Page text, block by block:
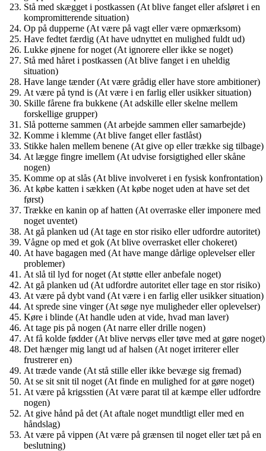
Stå med skægget i postkassen (At blive fanget eller afsløret i en
kompromitterende situation)
Op på dupperne (At være på vagt eller være opmærksom)
Have fedtet færdig (At have udnyttet en mulighed fuldt ud)
Lukke øjnene for noget (At ignorere eller ikke se noget)
Stå med håret i postkassen (At blive fanget i en uheldig
situation)
Have lange tænder (At være grådig eller have store ambitioner)
At være på tynd is (At være i en farlig eller usikker situation)
Skille fårene fra bukkene (At adskille eller skelne mellem
forskellige grupper)
Slå potterne sammen (At arbejde sammen eller samarbejde)
Komme i klemme (At blive fanget eller fastlåst)
Stikke halen mellem benene (At give op eller trække sig tilbage)
At lægge fingre imellem (At udvise forsigtighed eller skåne
nogen)
Komme op at slås (At blive involveret i en fysisk konfrontation)
At købe katten i sækken (At købe noget uden at have set det
først)
Trække en kanin op af hatten (At overraske eller imponere med
noget uventet)
At gå planken ud (At tage en stor risiko eller udfordre autoritet)
Vågne op med et gok (At blive overrasket eller chokeret)
At have bagagen med (At have mange dårlige oplevelser eller
problemer)
At slå til lyd for noget (At støtte eller anbefale noget)
At gå planken ud (At udfordre autoritet eller tage en stor risiko)
At være på dybt vand (At være i en farlig eller usikker situation)
At sprede sine vinger (At søge nye muligheder eller oplevelser)
Køre i blinde (At handle uden at vide, hvad man laver)
At tage pis på nogen (At narre eller drille nogen)
At få kolde fødder (At blive nervøs eller tøve med at gøre noget)
Det hænger mig langt ud af halsen (At noget irriterer eller
frustrerer en)
At træde vande (At stå stille eller ikke bevæge sig fremad)
At se sit snit til noget (At finde en mulighed for at gøre noget)
At være på krigsstien (At være parat til at kæmpe eller udfordre
nogen)
At give hånd på det (At aftale noget mundtligt eller med en
håndslag)
At være på vippen (At være på grænsen til noget eller tæt på en
beslutning)